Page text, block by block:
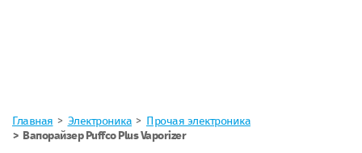
Главная Электроника
Прочая электроника
Вапорайзер Puffco Plus Vaporizer